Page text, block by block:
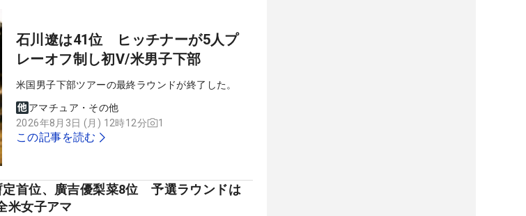
石川遼は41位 ヒッチナーが5人プ
レーオフ制し初V/米男子下部
米国男子下部ツアーの最終ラウンドが終了した。
アマチュア・その他
2026年8月3日 (月) 12時12分
1
この記事を読む
定首位、廣吉優梨菜8位 予選ラウンドは
米女子アマ